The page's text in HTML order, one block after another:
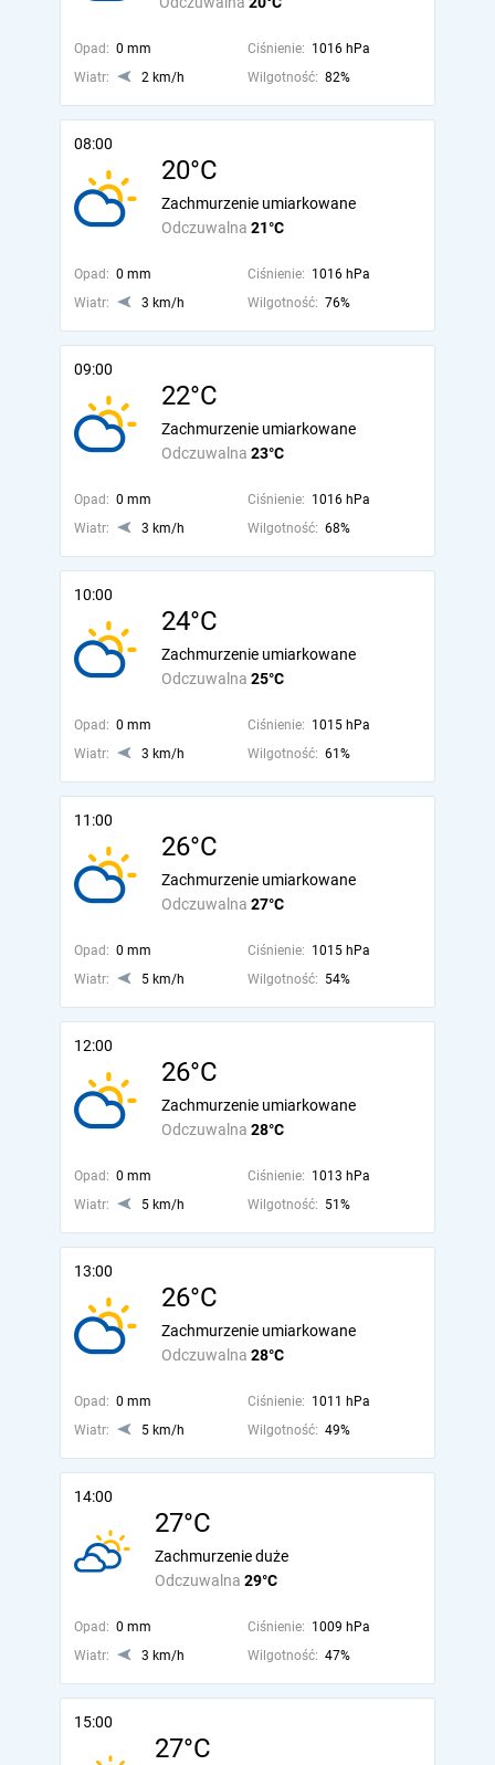
Opad: 0 mm Ciśnienie: 1016 hPa
Wiatr:
2 km/h Wilgotność: 82%
08:00
20°C
Odczuwalna 21°C
Zachmurzenie umiarkowane
Opad: 0 mm Ciśnienie: 1016 hPa
Wiatr:
3 km/h Wilgotność: 76%
09:00
22°C
Odczuwalna 23°C
Zachmurzenie umiarkowane
Opad: 0 mm Ciśnienie: 1016 hPa
Wiatr:
3 km/h Wilgotność: 68%
10:00
24°C
Odczuwalna 25°C
Zachmurzenie umiarkowane
Opad: 0 mm Ciśnienie: 1015 hPa
Wiatr:
3 km/h Wilgotność: 61%
11:00
26°C
Odczuwalna 27°C
Zachmurzenie umiarkowane
Opad: 0 mm Ciśnienie: 1015 hPa
Wiatr:
5 km/h Wilgotność: 54%
12:00
26°C
Odczuwalna 28°C
Zachmurzenie umiarkowane
Opad: 0 mm Ciśnienie: 1013 hPa
Wiatr:
5 km/h Wilgotność: 51%
13:00
26°C
Odczuwalna 28°C
Zachmurzenie umiarkowane
Opad: 0 mm Ciśnienie: 1011 hPa
Wiatr:
5 km/h Wilgotność: 49%
14:00
27°C
Odczuwalna 29°C
Zachmurzenie duże
Opad: 0 mm Ciśnienie: 1009 hPa
Wiatr:
3 km/h Wilgotność: 47%
15:00
27°C